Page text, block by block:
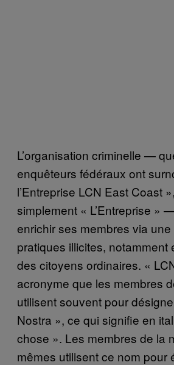
L’organisation criminelle —
enquêteurs fédéraux ont
l’Entreprise LCN East Coast
simplement « L’Entreprise »
enrichir ses membres via
pratiques illicites, notamment
des citoyens ordinaires. «
acronyme que les membres
utilisent souvent pour
Nostra », ce qui signifie en
chose ». Les membres de la
mêmes utilisent ce nom pour